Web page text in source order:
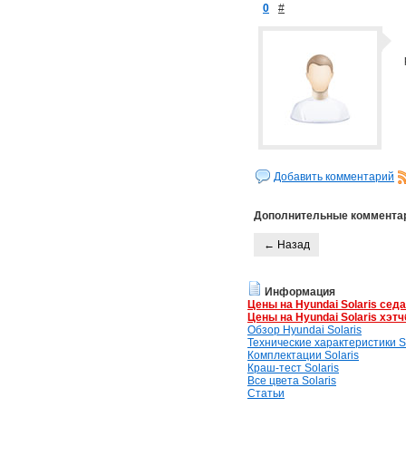
0 #
Добавить комментарий
Дополнительные
← Назад
Информация
Цены на Hyundai Solaris
Цены на Hyundai Solaris
Обзор Hyundai Solaris
Технические характеристики
Комплектации Solaris
Краш-тест Solaris
Все цвета Solaris
Статьи